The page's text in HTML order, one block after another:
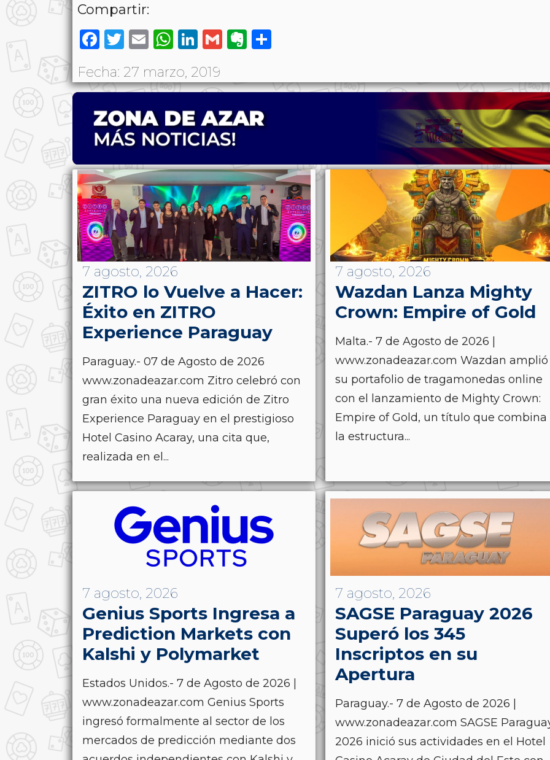
Compartir:
Facebook
Twitter
EmailWhatsApp
LinkedIn
GmailEvernote
Fecha: 27 marzo, 2019
7 agosto, 2026
ZITRO lo Vuelve a Hacer:
Éxito en ZITRO
Experience Paraguay
Paraguay.- 07 de Agosto de 2026
www.zonadeazar.com Zitro celebró con
gran éxito una nueva edición de Zitro
Experience Paraguay en el prestigioso
Hotel Casino Acaray, una cita que,
realizada en el...
7 agosto, 2026
Wazdan Lanza Mighty
Crown: Empire of Gold
Malta.- 7 de Agosto de 2026 |
www.zonadeazar.com Wazdan amplió
su portafolio de tragamonedas online
con el lanzamiento de Mighty Crown:
Empire of Gold, un título que combina
la estructura...
7 agosto, 2026
Genius Sports Ingresa a
Prediction Markets con
Kalshi y Polymarket
Estados Unidos.- 7 de Agosto de 2026 |
www.zonadeazar.com Genius Sports
ingresó formalmente al sector de los
mercados de predicción mediante dos
7 agosto, 2026
SAGSE Paraguay 2026
Superó los 345
Inscriptos en su
Apertura
Paraguay.- 7 de Agosto de 2026 |
www.zonadeazar.com SAGSE
2026 inició sus actividades en el Hotel